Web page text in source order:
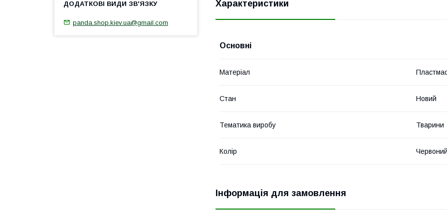
Характеристики
Основні
Матеріал
Стан Новий
Тематика виробу Тварини
Колір
Інформація для замовлення
panda.shop.kiev.ua@gmail.com